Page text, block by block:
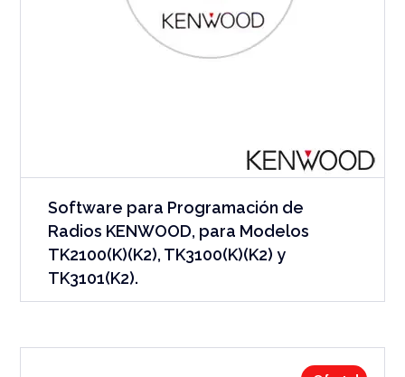
Software para Programación de
Radios KENWOOD, para Modelos
TK2100(K)(K2), TK3100(K)(K2) y
TK3101(K2).